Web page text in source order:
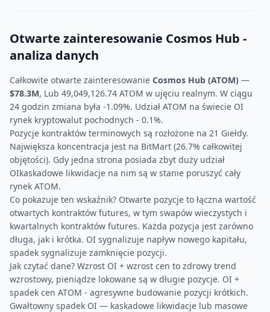
Otwarte zainteresowanie Cosmos Hub -
analiza danych
Całkowite otwarte zainteresowanie Cosmos Hub (ATOM) —
$78.3M, Lub 49,049,126.74 ATOM w ujęciu realnym. W ciągu
24 godzin zmiana była -1.09%. Udział ATOM na świecie OI
rynek kryptowalut pochodnych - 0.1%.
Pozycje kontraktów terminowych są rozłożone na 21 Giełdy.
Największa koncentracja jest na BitMart (26.7% całkowitej
objętości). Gdy jedna strona posiada zbyt duży udział
OIkaskadowe likwidacje na nim są w stanie poruszyć cały
rynek ATOM.
Co pokazuje ten wskaźnik? Otwarte pozycje to łączna wartość
otwartych kontraktów futures, w tym swapów wieczystych i
kwartalnych kontraktów futures. Każda pozycja jest zarówno
długa, jak i krótka. OI sygnalizuje napływ nowego kapitału,
spadek sygnalizuje zamknięcie pozycji.
Jak czytać dane? Wzrost OI + wzrost cen to zdrowy trend
wzrostowy, pieniądze lokowane są w długie pozycje. OI +
spadek cen ATOM - agresywne budowanie pozycji krótkich.
Gwałtowny spadek OI — kaskadowe likwidacje lub masowe